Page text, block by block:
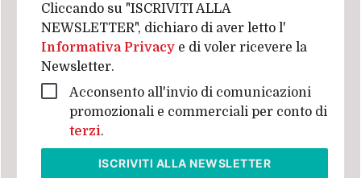
Cliccando su "ISCRIVITI ALLA
NEWSLETTER", dichiaro di aver letto l'
Informativa Privacy e di voler ricevere la
Newsletter.
Acconsento all'invio di comunicazioni
promozionali e commerciali per conto di
terzi.
ISCRIVITI ALLA NEWSLETTER